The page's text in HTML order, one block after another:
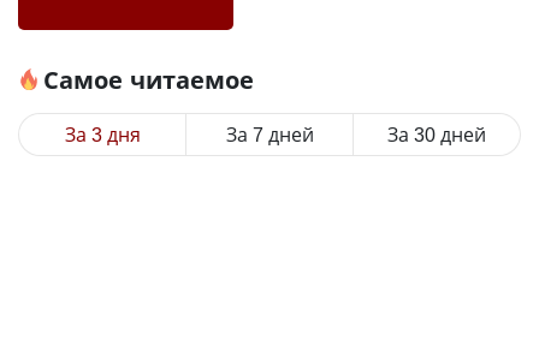
Самое читаемое
За 3 дня За 7 дней За 30 дней